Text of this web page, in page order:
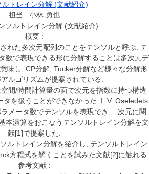
ルトレイン分解 (文献紹介)
担当 : 小林 勇也
ソルトレイン分解 (文献紹介)
概要 :
れた多次元配列のことをテンソルと呼ぶ. テ
数で表現できる形に分解することは多次元デ
味し, CP分解, Tucker分解など様々な分解形
ルゴリズムが提案されている.
間/時間計算量の面で次元を指数に持つ構造
タを扱うことができなかった. I. V. Oseledets
メータ数でテンソルを表現でき, 次元に関
本演算をおこなうテンソルトレイン分解を文
献[1]で提案した.
ルトレイン分解を紹介し, テンソルトレイン
方程式を解くことを試みた文献[2]に触れる.
参考文献 :